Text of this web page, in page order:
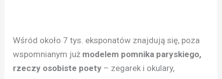
Wśród około 7 tys. eksponatów znajdują się, poza
wspomnianym już modelem pomnika paryskiego,
rzeczy osobiste poety – zegarek i okulary,